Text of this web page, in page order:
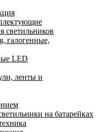
светильников
галогенные,
LED
ленты и
на батарейках